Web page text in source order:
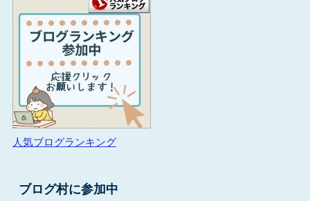
人気ブログランキング
ブログ村に参加中